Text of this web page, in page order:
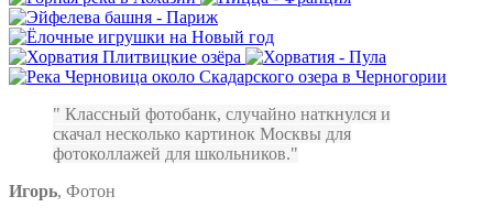
Классный фотобанк, случайно наткнулся и
скачал несколько картинок Москвы для
фотоколлажей для школьников.
Игорь, Фотон